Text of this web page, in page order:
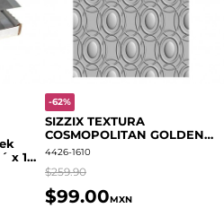
x 10
-62%
SIZZIX TEXTURA
COSMOPOLITAN GOLDEN
RINGS S.PARK 666700
4426-1610
$259.90
$99.00MXN